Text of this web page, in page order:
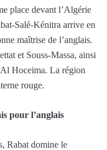
place devant l’Algérie
Salé-Kénitra arrive en
maîtrise de l’anglais.
et Souss-Massa, ainsi
Hoceima. La région
rouge.
pour l’anglais
Rabat domine le